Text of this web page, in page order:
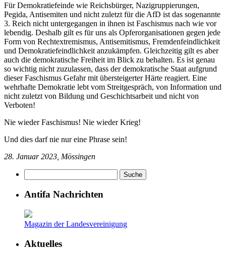
Für Demokratiefeinde wie Reichsbürger, Nazigruppierungen,
Pegida, Antisemiten und nicht zuletzt für die AfD ist das sogenannte
3. Reich nicht untergegangen in ihnen ist Faschismus nach wie vor
lebendig. Deshalb gilt es für uns als Opferorganisationen gegen jede
Form von Rechtextremismus, Antisemitismus, Fremdenfeindlichkeit
und Demokratiefeindlichkeit anzukämpfen. Gleichzeitig gilt es aber
auch die demokratische Freiheit im Blick zu behalten. Es ist genau
so wichtig nicht zuzulassen, dass der demokratische Staat aufgrund
dieser Faschismus Gefahr mit übersteigerter Härte reagiert. Eine
wehrhafte Demokratie lebt vom Streitgespräch, von Information und
nicht zuletzt von Bildung und Geschichtsarbeit und nicht von
Verboten!
Nie wieder Faschismus! Nie wieder Krieg!
Und dies darf nie nur eine Phrase sein!
28. Januar 2023, Mössingen
Antifa Nachrichten
Magazin der Landesvereinigung
Aktuelles